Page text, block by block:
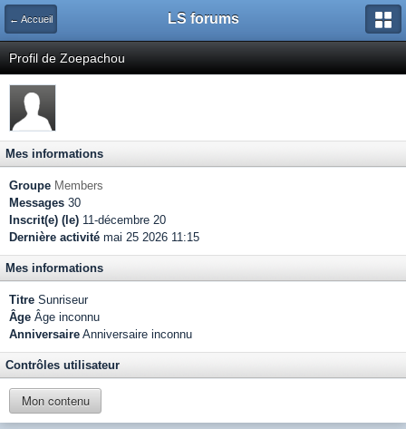
← Accueil LS forums
Profil de Zoepachou
Mes informations
Groupe Members
Messages 30
Inscrit(e) (le) 11-décembre 20
Dernière activité mai 25 2026 11:15
Mes informations
Titre Sunriseur
Âge Âge inconnu
Anniversaire Anniversaire inconnu
Contrôles utilisateur
Mon contenu